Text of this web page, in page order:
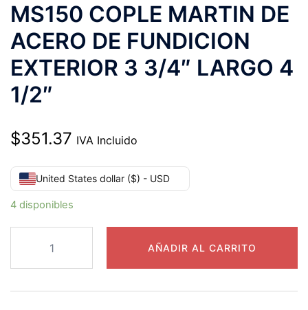
MS150 COPLE MARTIN DE
ACERO DE FUNDICION
EXTERIOR 3 3/4″ LARGO 4
1/2″
$351.37 IVA Incluido
United States dollar ($) - USD
4 disponibles
MARTIN
DE
AÑADIR AL CARRITO